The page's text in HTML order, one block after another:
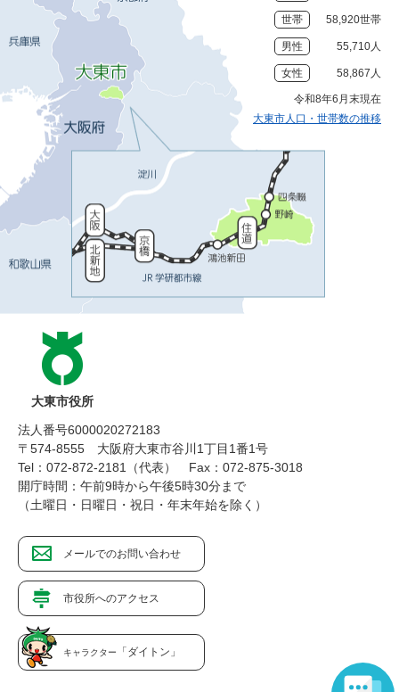
世帯 58,920世帯
男性 55,710人
女性 58,867人
令和8年6月末現在
大東市人口・世帯数の推移
大東市役所
法人番号6000020272183
〒574-8555 大阪府大東市谷川1丁目1番1号
Tel：072-872-2181（代表）
Fax：072-875-3018
開庁時間：午前9時から午後5時30分まで
（土曜日・日曜日・祝日・年末年始を除く）
メールでのお問い合わせ
市役所へのアクセス
キャラクター 「ダイトン」